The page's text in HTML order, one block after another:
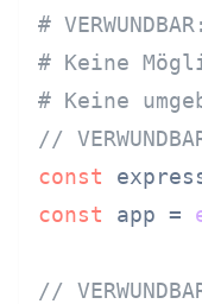
#
# Keine
# Keine
//
const
const app =
//